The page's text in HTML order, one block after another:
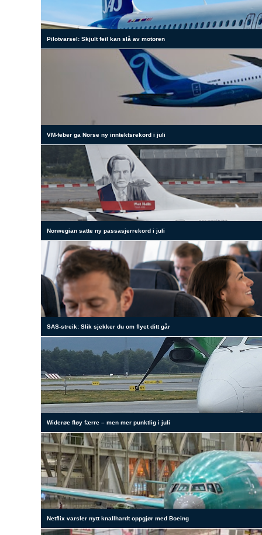
Pilotvarsel: Skjult feil kan slå av motoren
VM-feber ga Norse ny inntektsrekord i juli
Norwegian satte ny passasjerrekord i juli
SAS-streik: Slik sjekker du om flyet ditt går
Widerøe fløy færre – men mer punktlig i juli
Netflix varsler nytt knallhardt oppgjør med Boeing